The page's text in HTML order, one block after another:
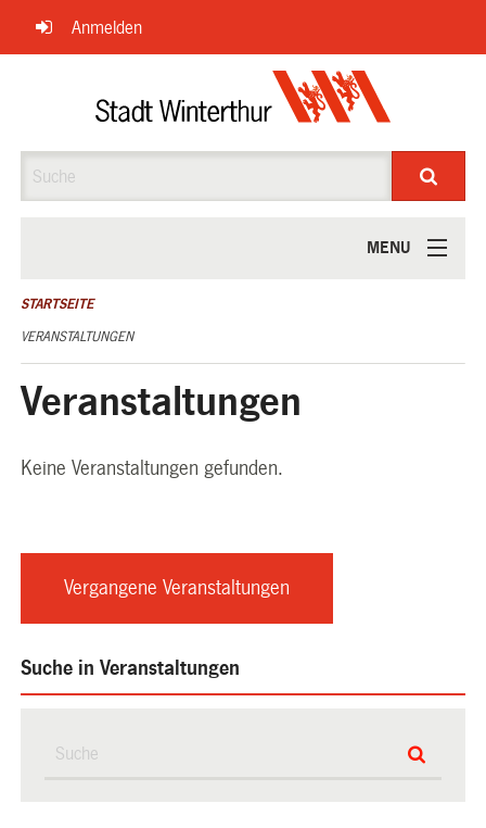
Navigation
überspringen
Anmelden
MENU
ÜBER UNS
STARTSEITE
VERANSTALTUNGEN
Veranstaltungen
Keine Veranstaltungen gefunden.
Vergangene Veranstaltungen
Suche in Veranstaltungen